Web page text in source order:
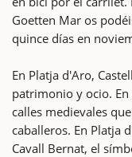
Goetten Mar os
quince días en
En Platja d'Aro,
patrimonio y ocio.
calles medievales
caballeros. En Platja
Cavall Bernat, el